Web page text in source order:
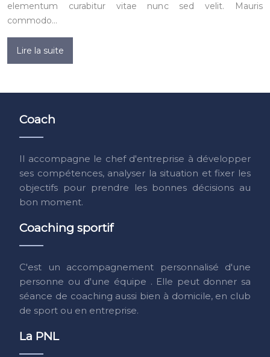
elementum curabitur vitae nunc sed velit. Mauris
commodo…
Lire la suite
Coach
Il accompagne le chef d'entreprise à développer
ses compétences, analyser la situation et fixer les
objectifs pour prendre les bonnes décisions au
bon moment.
Coaching sportif
C'est un accompagnement personnalisé d'une
personne ou d'une équipe . Elle peut donner sa
séance de coaching aussi bien à domicile, en club
de sport ou en entreprise.
La PNL